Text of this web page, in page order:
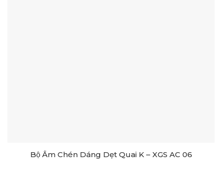
Bộ Ấm Chén Dáng Dẹt Quai K – XGS AC 06